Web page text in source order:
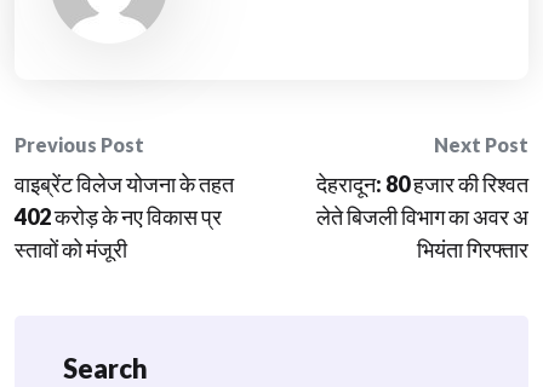
Post
navigation
Previous Post
वाइब्रेंट विलेज योजना के तहत
402 करोड़ के नए विकास प्र
स्तावों को मंजूरी
Next Post
देहरादून: 80 हजार की रिश्वत
लेते बिजली विभाग का अवर अ
भियंता गिरफ्तार
Search